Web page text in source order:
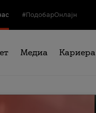
#ПодобарОнлајн
Медиа Кариера